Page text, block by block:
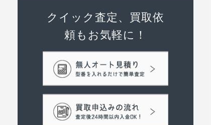
クイック査定、買取依
頼もお気軽に！